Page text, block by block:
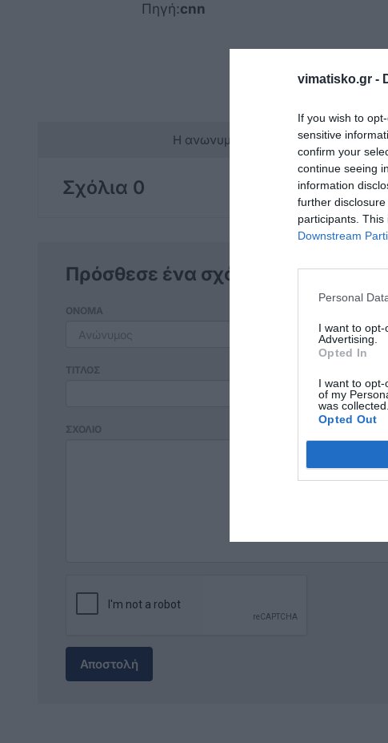
vimatisko.gr -
If you wish to
sensitive
confirm your
continue seeing
information
further
participants.
Downstream
Personal
I want to
Advertising.
Opted In
I want to
of my
was collected.
Opted Out
Πηγή:cnn
Η ανωνυμία είναι το καλύτερο
Σχόλια 0
Πρόσθεσε ένα σχόλιο
ΟΝΟΜΑ
ΤΙΤΛΟΣ
ΣΧΟΛΙΟ
Αποστολή